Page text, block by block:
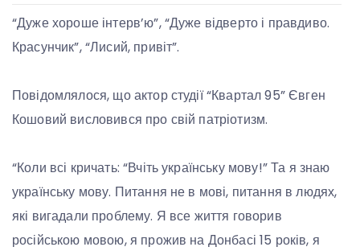
“Дуже хороше інтерв’ю”, “Дуже відверто і правдиво.
Красунчик”, “Лисий, привіт”.
Повідомлялося, що актор студії “Квартал 95” Євген
Кошовий висловився про свій патріотизм.
“Коли всі кричать: “Вчіть українську мову!” Та я знаю
українську мову. Питання не в мові, питання в людях,
які вигадали проблему. Я все життя говорив
російською мовою, я прожив на Донбасі 15 років, я